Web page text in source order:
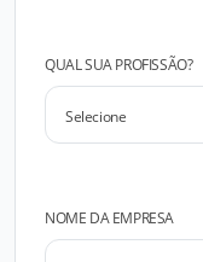
QUAL SUA PROFISSÃO?
NOME DA EMPRESA